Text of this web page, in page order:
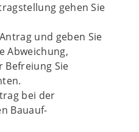
gehen Sie
und geben Sie
Abweichung,
Befreiung Sie
bei der
Bauauf-